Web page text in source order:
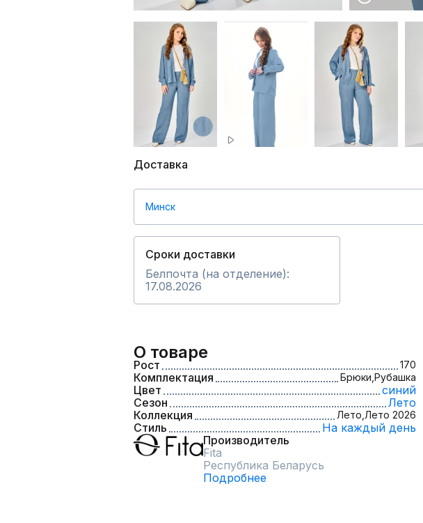
Доставка
Минск
Сроки доставки
Белпочта (на отделение):
17.08.2026
О товаре
Рост 170
Комплектация Брюки, Рубашка
Цвет
синий
Сезон
Лето
Коллекция
Лето, Лето 2026
Стиль
На каждый день
Производитель
Fita
Республика Беларусь
Подробнее